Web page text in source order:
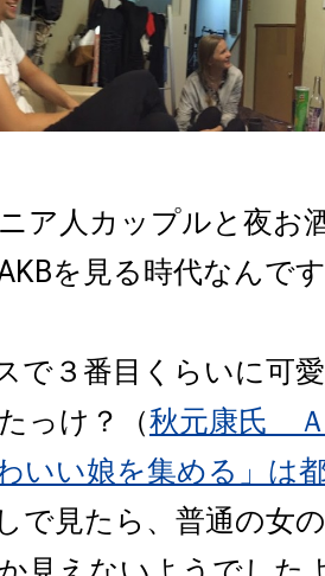
ア人カップルと夜お
を見る時代なんで
で３番目くらいに可
っけ？（秋元康氏
いい娘を集める」は
で見たら、普通の女